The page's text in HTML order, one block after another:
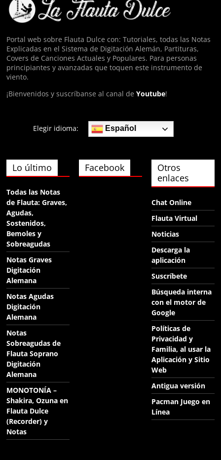
Anónimo140074
hola
Anónimo140974
ФЯща
Portal web sobre Flauta Dulce con: Tutoriales, todas las Notas
Explicadas en el Sistema de Digitación Alemán, Partituras,
Covers de Canciones Actuales y Populares. Para personas
principiantes y avanzadas que toquen este instrumento de
viento.
¡Bienvenidos y suscríbanse al canal deYoutube!
Elegir idioma: Español
Lo último
Todas las Notas
de Flauta: Graves,
Agudas,
Sostenidos,
Bemoles y
Sobreagudas
Notas Graves
Digitación
Alemana
Notas Agudas
Digitación
Alemana
Notas
Sobreagudas de
Flauta Soprano
Digitación
Alemana
MONOTONÍA –
Shakira, Ozuna en
Flauta Dulce
(Recorder) y
Notas
Facebook
Otros
enlaces
Chat Online
Flauta Virtual
Noticias
Descarga la
aplicación
Suscríbete
Búsqueda interna
con el motor de
Google
Políticas de
Privacidad y
Familia, al usar la
Aplicación y Sitio
Web
Antigua versión
Pacman Juego en
Línea